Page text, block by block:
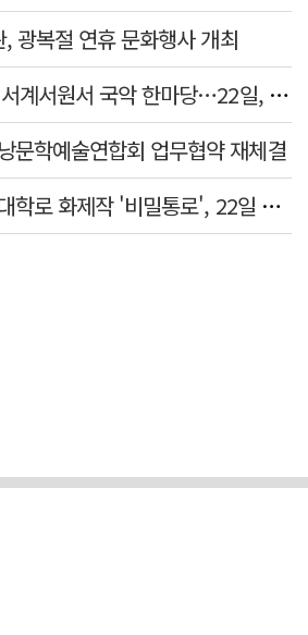
광복절 연휴 문화행사 개최
한여름밤 배롱꽃 핀 서계서원서 국악 한마당…22일, 트래덜반 공연
문학예술연합회 업무협약 재체결
삶과 기억의 여정…대학로 화제작 '비밀통로', 22일 대구 첫 공연